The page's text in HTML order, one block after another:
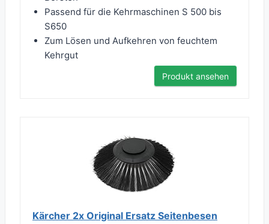
Passend für die Kehrmaschinen S 500 bis
S650
Zum Lösen und Aufkehren von feuchtem
Kehrgut
Produkt ansehen
Kärcher 2x Original Ersatz Seitenbesen